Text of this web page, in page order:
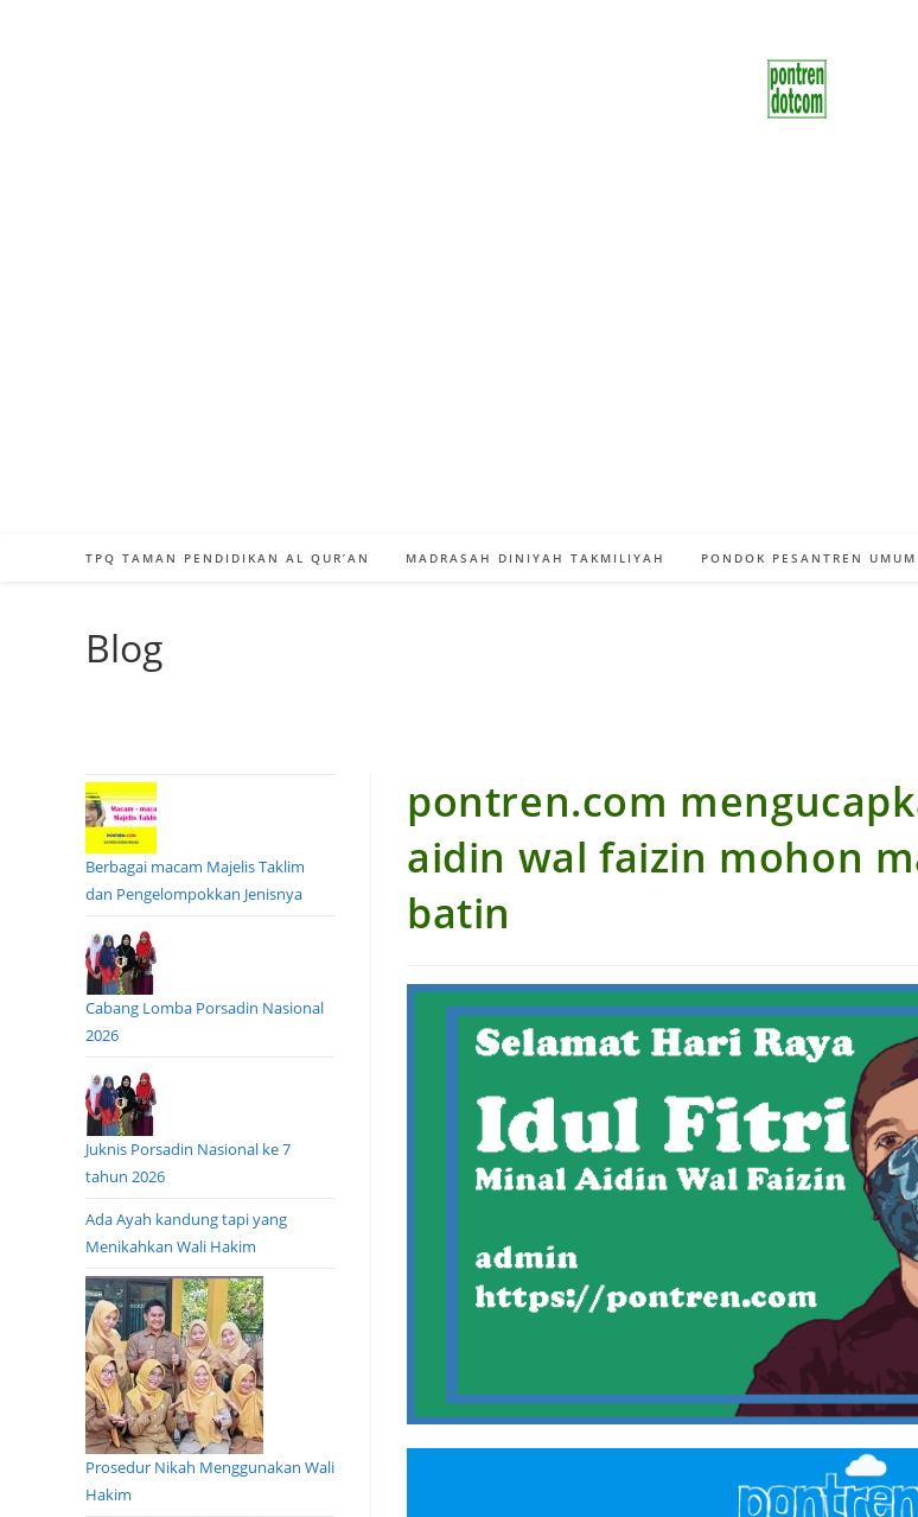
TPQ TAMAN PENDIDIKAN AL QUR’AN MADRASAH DINIYAH TAKMILIYAH PONDOK PESANTREN UMUM
Blog
pontren.com
aidin wal faizin mohon
batin
Berbagai macam Majelis Taklim
dan Pengelompokkan Jenisnya
Cabang Lomba Porsadin Nasional
2026
Juknis Porsadin Nasional ke 7
tahun 2026
Ada Ayah kandung tapi yang
Menikahkan Wali Hakim
Prosedur Nikah Menggunakan Wali
Hakim